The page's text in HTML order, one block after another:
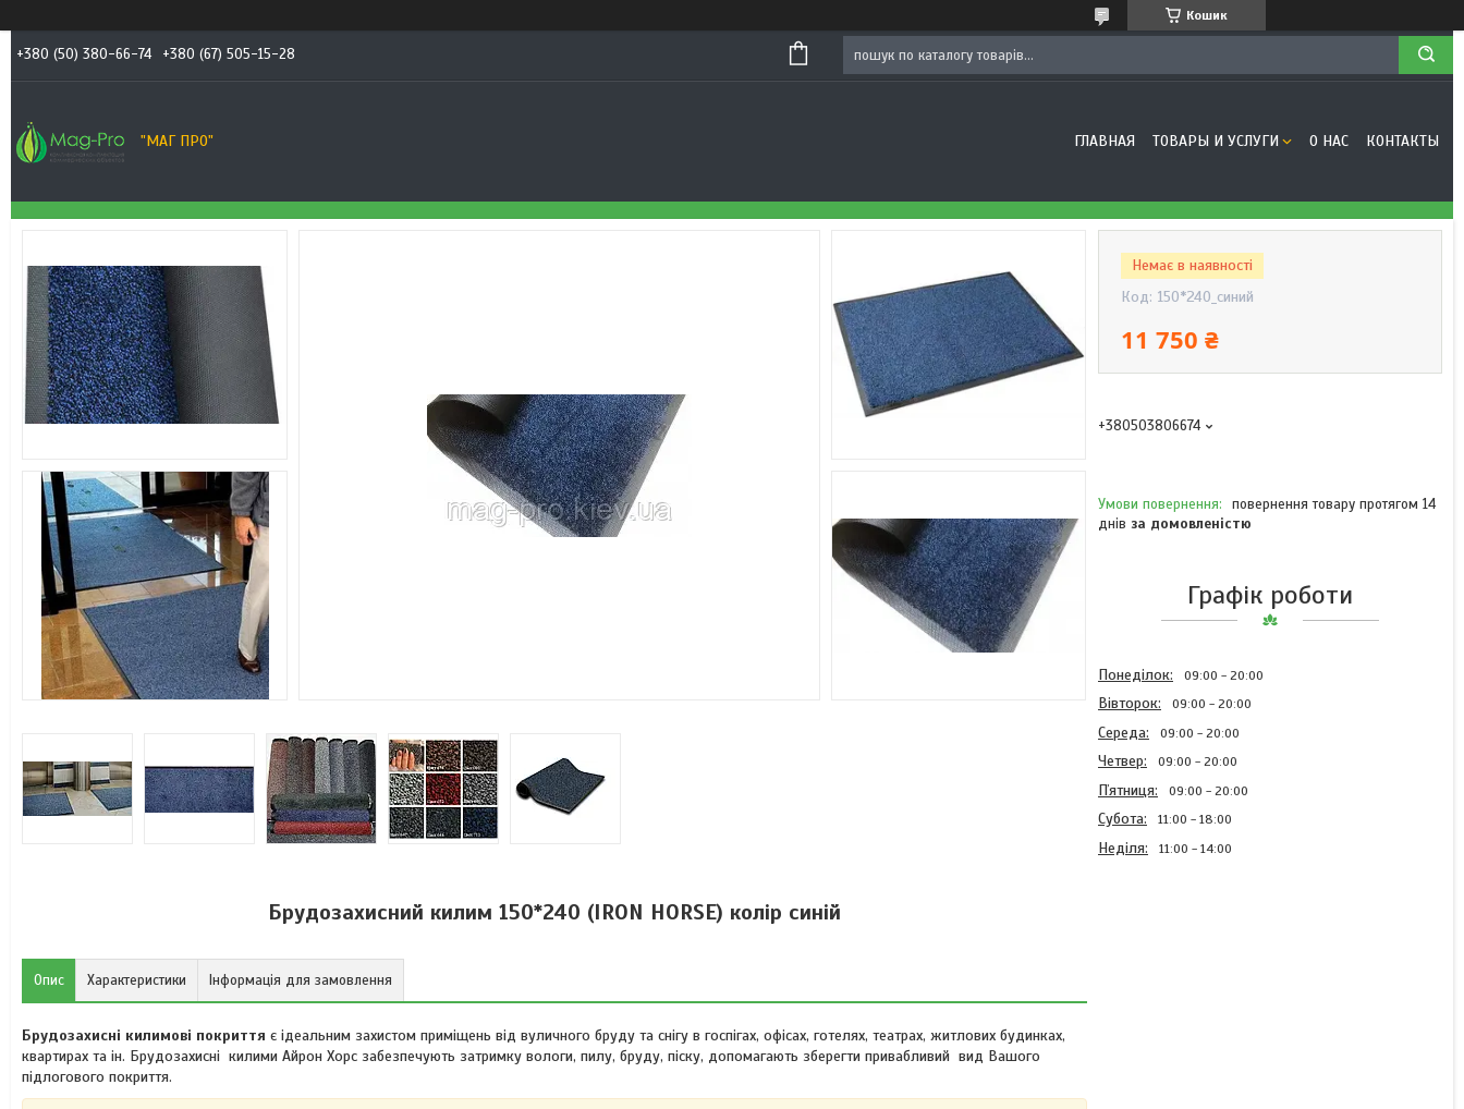
Кошик
+380 (50) 380-66-74 +380 (67) 505-15-28
"МАГ ПРО" ГЛАВНАЯ ТОВАРЫ И УСЛУГИ О НАС КОНТАКТЫ
Брудозахисний килим 150*240 (IRON HORSE) колір синій
Опис Характеристики Інформація для замовлення
Брудозахисні килимові покриття є ідеальним захистом приміщень від вуличного бруду та снігу в госпігах, офісах, готелях, театрах, житлових будинках,
квартирах та ін. Брудозахисні килими Айрон Хорс забезпечують затримку вологи, пилу, бруду, піску, допомагають зберегти привабливий вид Вашого
підлогового покриття.
Немає в наявності
Код: 150*240_синий
11 750 ₴
+380503806674
повернення товару протягом 14
днів за домовленістю
Графік роботи
Понеділок 09:00 20:00
Вівторок 09:00 20:00
Середа 09:00 20:00
Четвер 09:00 20:00
Пʼятниця 09:00 20:00
Субота 11:00 18:00
Неділя 11:00 14:00